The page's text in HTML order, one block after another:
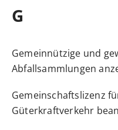
G
Gemeinnützige und
Abfallsammlungen
Gemeinschaftslizenz
Güterkraftverkehr